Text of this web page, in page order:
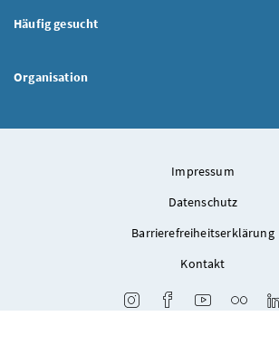
Häufig gesucht
Organisation
Impressum
Datenschutz
Barrierefreiheitserklärung
Kontakt
InstagramFacebookYoutubeFlickr